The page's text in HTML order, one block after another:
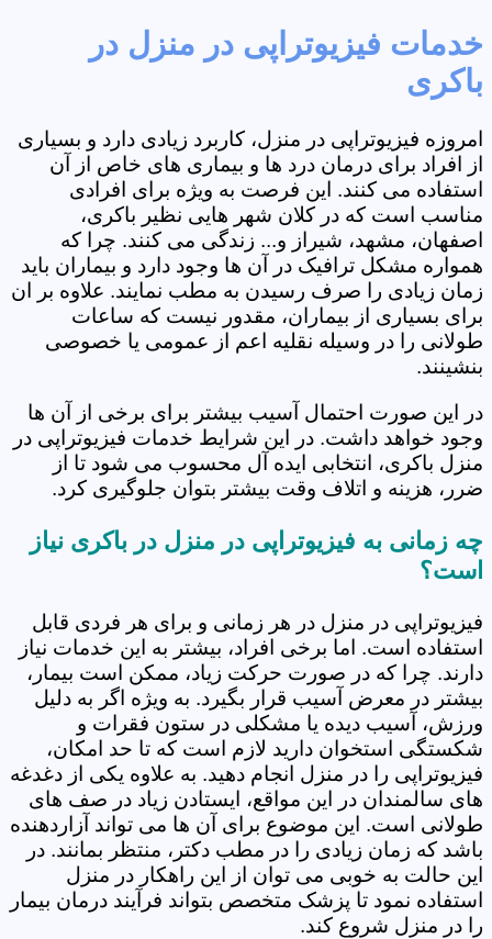
خدمات فیزیوتراپی در منزل در
باکری
امروزه فیزیوتراپی در منزل، کاربرد زیادی دارد و بسیاری
از افراد برای درمان درد ها و بیماری های خاص از آن
استفاده می کنند. این فرصت به ویژه برای افرادی
مناسب است که در کلان شهر هایی نظیر باکری،
اصفهان، مشهد، شیراز و... زندگی می کنند. چرا که
همواره مشکل ترافیک در آن ها وجود دارد و بیماران باید
زمان زیادی را صرف رسیدن به مطب نمایند. علاوه بر ان
برای بسیاری از بیماران، مقدور نیست که ساعات
طولانی را در وسیله نقلیه اعم از عمومی یا خصوصی
بنشینند.
در این صورت احتمال آسیب بیشتر برای برخی از آن ها
وجود خواهد داشت. در این شرایط خدمات فیزیوتراپی در
منزل باکری، انتخابی ایده آل محسوب می شود تا از
ضرر، هزینه و اتلاف وقت بیشتر بتوان جلوگیری کرد.
چه زمانی به فیزیوتراپی در منزل در باکری نیاز
است؟
فیزیوتراپی در منزل در هر زمانی و برای هر فردی قابل
استفاده است. اما برخی افراد، بیشتر به این خدمات نیاز
دارند. چرا که در صورت حرکت زیاد، ممکن است بیمار،
بیشتر در معرض آسیب قرار بگیرد. به ویژه اگر به دلیل
ورزش، آسیب دیده یا مشکلی در ستون فقرات و
شکستگی استخوان دارید لازم است که تا حد امکان،
فیزیوتراپی را در منزل انجام دهید. به علاوه یکی از دغدغه
های سالمندان در این مواقع، ایستادن زیاد در صف های
طولانی است. این موضوع برای آن ها می تواند آزاردهنده
باشد که زمان زیادی را در مطب دکتر، منتظر بمانند. در
این حالت به خوبی می توان از این راهکار در منزل
استفاده نمود تا پزشک متخصص بتواند فرآیند درمان بیمار
را در منزل شروع کند.